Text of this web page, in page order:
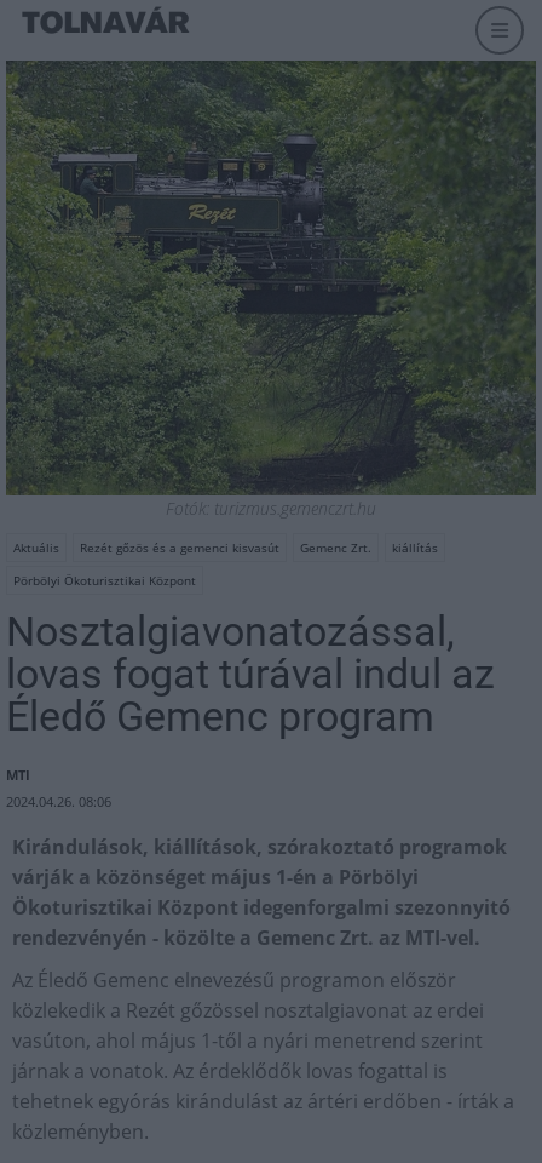
Fotók: turizmus.gemenczrt.hu
Aktuális Rezét gőzös és a gemenci kisvasút Gemenc Zrt.
kiállítás
Pörbölyi Ökoturisztikai Központ
Nosztalgiavonatozással,
lovas fogat túrával indul az
Éledő Gemenc program
MTI
2024.04.26. 08:06
Kirándulások, kiállítások, szórakoztató programok
várják a közönséget május 1-én a Pörbölyi
Ökoturisztikai Központ idegenforgalmi szezonnyitó
rendezvényén - közölte a Gemenc Zrt. az MTI-vel.
Az Éledő Gemenc elnevezésű programon először
közlekedik a Rezét gőzössel nosztalgiavonat az erdei
vasúton, ahol május 1-től a nyári menetrend szerint
járnak a vonatok. Az érdeklődők lovas fogattal is
tehetnek egyórás kirándulást az ártéri erdőben - írták a
közleményben.